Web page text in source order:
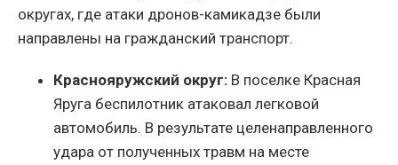
округах, где атаки дронов-камикадзе были
направлены на гражданский транспорт.
Краснояружский округ: В поселке Красная
Яруга беспилотник атаковал легковой
автомобиль. В результате целенаправленного
удара от полученных травм на месте